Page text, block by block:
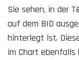
Sie sehen, in der
auf dem BID
hinterlegt ist.
im Chart ebenfalls